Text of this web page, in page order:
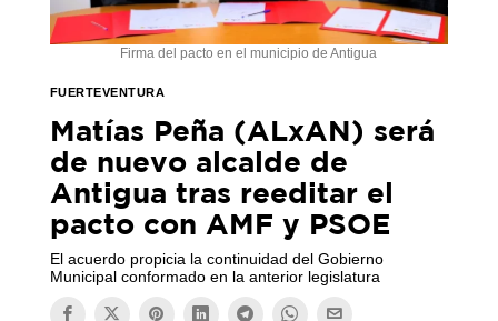
Firma del pacto en el municipio de Antigua
FUERTEVENTURA
Matías Peña (ALxAN) será
de nuevo alcalde de
Antigua tras reeditar el
pacto con AMF y PSOE
El acuerdo propicia la continuidad del Gobierno
Municipal conformado en la anterior legislatura